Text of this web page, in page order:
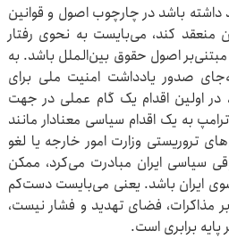
داشته باشد در چارچوب اصول و قوانین
منعقد کند، می‌بایست به نحوی رفتار
مبتنی‌بر اصول حقوق بین‌الملل باشد. به
صدور یادداشت امنیت ملی برای
در اولین اقدام یک گام عملی در جهت
به یک اقدام سیاسی معنادار مانند
تروریستی وزارت امور خارجه یا لغو
ایران مبادرت می‌کرد، ممکن
ایران باشد. یعنی می‌بایست دست‌کم
مذاکرات، فضای تهدید و فشار نیست،
برابری است.